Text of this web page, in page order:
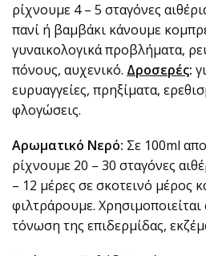
ρίχνουμε 4 – 5 σταγόνες
πανί ή βαμβάκι κάνουμε
γυναικολογικά προβλήματα,
πόνους, αυχενικό. Δροσερές:
ευρυαγγείες, πρηξίματα,
φλογώσεις.
Αρωματικό Νερό: Σε 100ml
ρίχνουμε 20 – 30 σταγόνες
– 12 μέρες σε σκοτεινό μέρος
φιλτράρουμε. Χρησιμοποιείται
τόνωση της επιδερμίδας,